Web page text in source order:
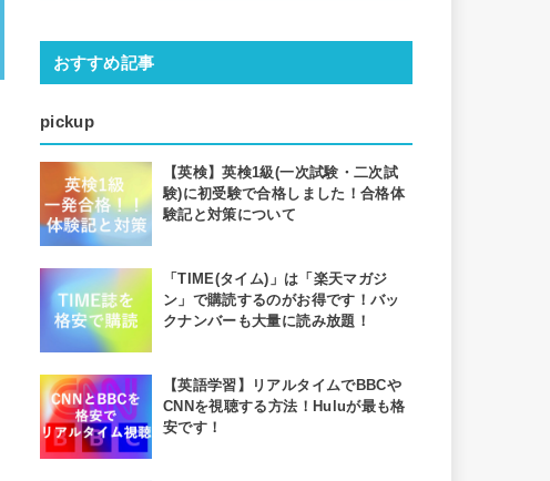
おすすめ記事
pickup
【英検】英検1級(一次試験・二次試
験)に初受験で合格しました！合格体
験記と対策について
「TIME(タイム)」は「楽天マガジ
ン」で購読するのがお得です！バッ
クナンバーも大量に読み放題！
【英語学習】リアルタイムでBBCや
CNNを視聴する方法！Huluが最も格
安です！